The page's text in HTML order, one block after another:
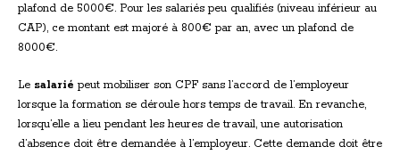
plafond de 5000€. Pour les salariés peu qualifiés (niveau inférieur au
CAP), ce montant est majoré à 800€ par an, avec un plafond de
8000€.
Le salarié peut mobiliser son CPF sans l’accord de l’employeur
lorsque la formation se déroule hors temps de travail. En revanche,
lorsqu’elle a lieu pendant les heures de travail, une autorisation
d’absence doit être demandée à l’employeur. Cette demande doit être